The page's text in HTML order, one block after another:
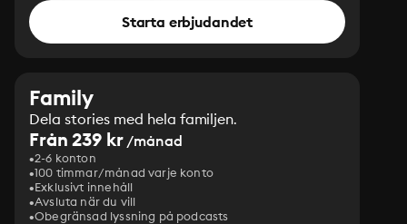
Starta erbjudandet
Family
Dela stories med hela familjen.
Från 239 kr/månad
2-6 konton
100 timmar/månad varje konto
Exklusivt innehåll
Avsluta när du vill
Obegränsad lyssning på podcasts